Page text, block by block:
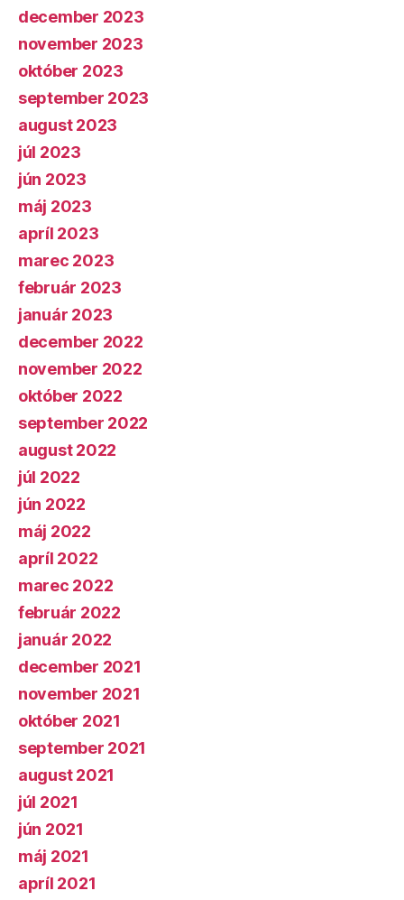
december 2023
november 2023
október 2023
september 2023
august 2023
júl 2023
jún 2023
máj 2023
apríl 2023
marec 2023
február 2023
január 2023
december 2022
november 2022
október 2022
september 2022
august 2022
júl 2022
jún 2022
máj 2022
apríl 2022
marec 2022
február 2022
január 2022
december 2021
november 2021
október 2021
september 2021
august 2021
júl 2021
jún 2021
máj 2021
apríl 2021